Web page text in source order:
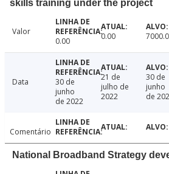
skills training under the project
Valor
0.00
0.00
Data
30 de
junho
de 2022
21 de
julho de
2022
30 de
junho
de
Comentário
National Broadband Strategy